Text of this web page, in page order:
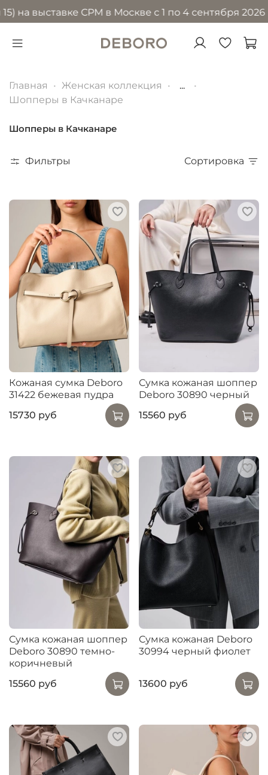
CPM в Москве с 1 по 4 сентября 2026 года
Главная Женская коллекция
...
Шопперы в Качканаре
Шопперы в Качканаре
Фильтры Сортировка
Кожаная сумка Deboro
31422 бежевая пудра
15730 руб
Сумка кожаная шоппер
Deboro 30890 черный
15560 руб
Сумка кожаная шоппер
Deboro 30890 темно-
коричневый
15560 руб
Сумка кожаная Deboro
30994 черный фиолет
13600 руб